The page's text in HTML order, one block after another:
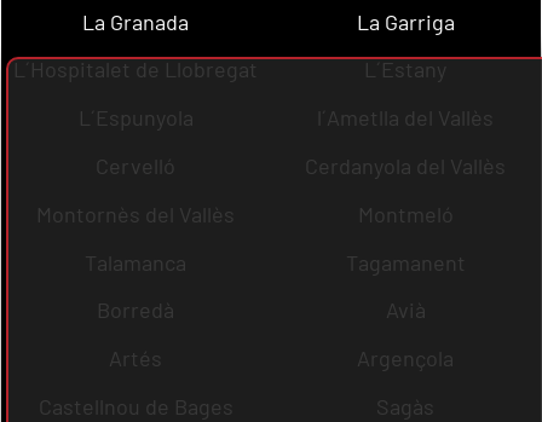
La Granada
La Garriga
L´Hospitalet de Llobregat
L´Estany
L´Espunyola
l´Ametlla del Vallès
Cervelló
Cerdanyola del Vallès
Montornès del Vallès
Montmeló
Talamanca
Tagamanent
Borredà
Avià
Artés
Argençola
Castellnou de Bages
Sagàs